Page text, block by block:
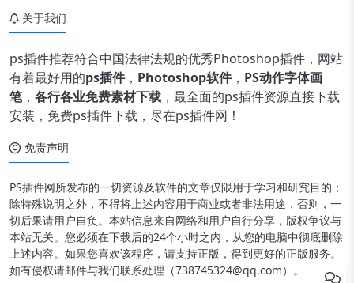
关于我们
ps插件推荐符合中国法律法规的优秀Photoshop插件，网站
有着最好用的ps插件， Photoshop软件， PS动作字体画
笔， 各行各业免费素材下载 ，最全面的ps插件资源直接下载
安装，免费ps插件下载，尽在ps插件网！
免责声明
PS插件网所发布的一切资源及软件的文章仅限用于学习和研究目的；
除特殊说明之外，不得将上述内容用于商业或者非法用途，否则，一
切后果请用户自负。本站信息来自网络和用户自行分享，版权争议与
本站无关。您必须在下载后的24个小时之内，从您的电脑中彻底删除
上述内容。如果您喜欢该程序，请支持正版，得到更好的正版服务。
如有侵权请邮件与我们联系处理（738745324@qq.com）。